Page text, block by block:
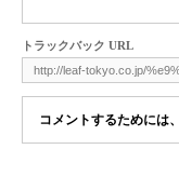
トラックバック URL
コメントするためには、